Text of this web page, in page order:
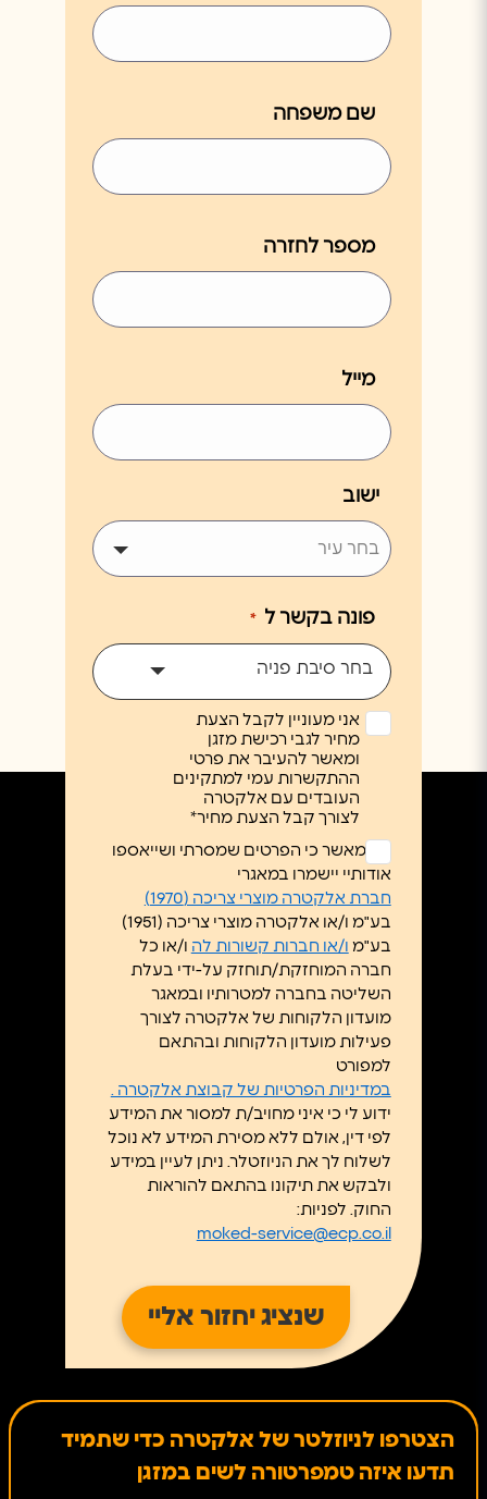
שם משפחה
מספר לחזרה
מייל
ישוב
פונה בקשר ל *
בחר סיבת פניה
אני מעוניין לקבל הצעת
מחיר לגבי רכישת מזגן
ומאשר להעיבר את פרטי
ההתקשרות עמי למתקינים
העובדים עם אלקטרה
לצורך קבל הצעת מחיר*
ללא
כותרת
*
אני מאשר כי הפרטים שמסרתי ושייאספו
אודותיי יישמרו במאגרי
חברת אלקטרה מוצרי צריכה (1970)
בע"מ ו/או אלקטרה מוצרי צריכה (1951)
בע"מ ו/או חברות קשורות לה ו/או כל
חברה המוחזקת/תוחזק על-ידי בעלת
השליטה בחברה למטרותיו ובמאגר
מועדון הלקוחות של אלקטרה לצורך
פעילות מועדון הלקוחות ובהתאם
למפורט
במדיניות הפרטיות של קבוצת אלקטרה .
ידוע לי כי איני מחויב/ת למסור את המידע
לפי דין, אולם ללא מסירת המידע לא נוכל
לשלוח לך את הניוזטלר. ניתן לעיין במידע
ולבקש את תיקונו בהתאם להוראות
החוק. לפניות:
moked-service@ecp.co.il
הצטרפו לניוזלטר של אלקטרה כדי שתמיד
תדעו איזה טמפרטורה לשים במזגן